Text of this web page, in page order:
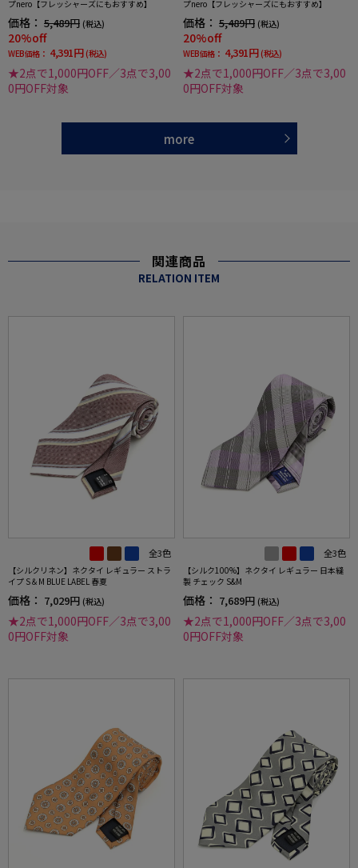
プnero【フレッシャーズにもおすすめ】
価格： 5,489円 (税込)
20%off
WEB価格： 4,391円 (税込)
★2点で1,000円OFF／3点で3,00
0円OFF対象
プnero【フレッシャーズにもおすすめ】
価格： 5,489円 (税込)
20%off
WEB価格： 4,391円 (税込)
★2点で1,000円OFF／3点で3,00
0円OFF対象
more
関連商品
RELATION ITEM
全3色
【シルクリネン】ネクタイ レギュラー ストラ
イプ S＆M BLUE LABEL 春夏
価格： 7,029円 (税込)
★2点で1,000円OFF／3点で3,00
0円OFF対象
全3色
【シルク100%】ネクタイ レギュラー 日本縫
製 チェック S&M
価格： 7,689円 (税込)
★2点で1,000円OFF／3点で3,00
0円OFF対象